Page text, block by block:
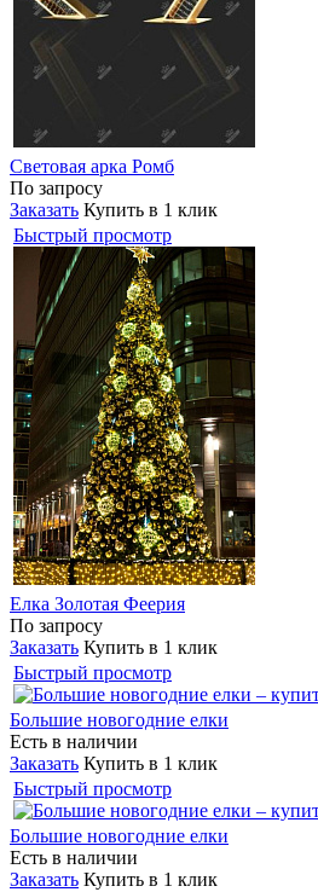
Световая арка Ромб
По запросу
Заказать Купить в 1 клик
Быстрый просмотр
Елка Золотая Феерия
По запросу
Заказать Купить в 1 клик
Быстрый просмотр
Большие новогодние елки
Есть в наличии
Заказать Купить в 1 клик
Быстрый просмотр
Большие новогодние елки
Есть в наличии
Заказать Купить в 1 клик